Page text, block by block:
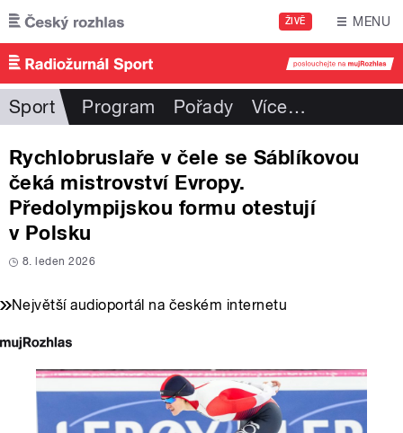
Přejít k hlavnímu obsahu
ŽIVĚ MENU
Sport Program Pořady Více…
Rychlobruslaře v čele se Sáblíkovou
čeká mistrovství Evropy.
Předolympijskou formu otestují
v Polsku
8. leden 2026
Největší audioportál na českém internetu